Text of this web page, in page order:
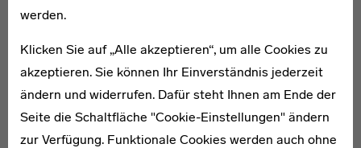
werden.
Klicken Sie auf „Alle akzeptieren“, um alle Cookies zu
akzeptieren. Sie können Ihr Einverständnis jederzeit
ändern und widerrufen. Dafür steht Ihnen am Ende der
Seite die Schaltfläche "Cookie-Einstellungen" ändern
zur Verfügung. Funktionale Cookies werden auch ohne
Anreise nach Hamburg
Stadtführung durch Hamburgs Welterbe:
Speicherstadt und Kontorhausviertel mit dem
Besuch einer Ausstellung in der Hamburger
Kunsthalle oder in einem anderen Museum
Zeit für eigene Erkundungen
Auf Wunsch Besuch einer Veranstaltung in Hamburg